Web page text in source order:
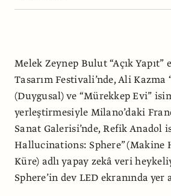
Melek Zeynep Bulut “Açık Yapıt”
Tasarım Festivali’nde, Ali Kazma
(Duygusal) ve “Mürekkep Evi”
yerleştirmesiyle Milano’daki
Sanat Galerisi’nde, Refik Anadol
Hallucinations: Sphere” (Makine
Küre) adlı yapay zekâ veri
Sphere’in dev LED ekranında yer